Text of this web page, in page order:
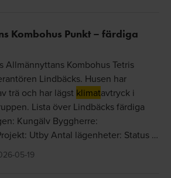
Kombohus Punkt – färdiga
Allmännyttans Kombohus Tetris
Lindbäcks. Husen har
trä och har lägst klimatavtryck i
Lista över Lindbäcks färdiga
Kungälv Byggherre:
Utby Antal lägenheter: Status …
05-19